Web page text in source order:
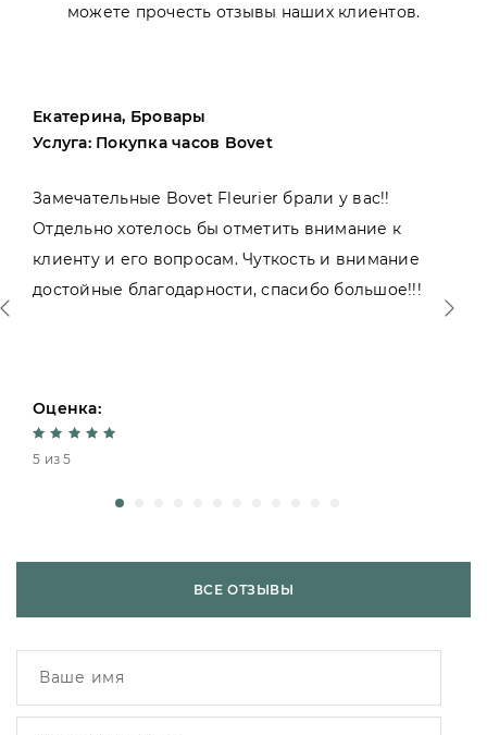
можете прочесть отзывы наших клиентов.
Екатерина, Бровары
Услуга: Покупка часов Bovet
Замечательные Bovet Fleurier брали у вас!!
Отдельно хотелось бы отметить внимание к
клиенту и его вопросам. Чуткость и внимание
достойные благодарности, спасибо большое!!!
Оценка:
5 из 5
ВСЕ ОТЗЫВЫ